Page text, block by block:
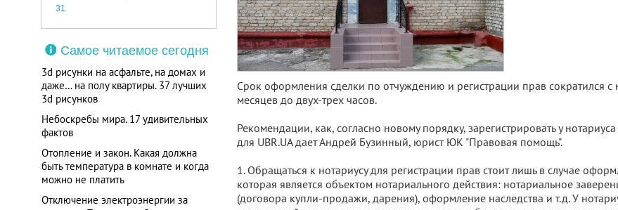
31
Самое читаемое сегодня
3d рисунки на асфальте, на домах и
даже… на полу квартиры. 37 лучших
3d рисунков
Небоскребы мира. 17 удивительных
фактов
Отопление и закон. Какая должна
быть температура в комнате и когда
можно не платить
Отключение электроэнергии за
Срок оформления сделки по отчуждению и регистрации прав сократился с
месяцев до двух-трех часов.
Рекомендации, как, согласно новому порядку, зарегистрировать у
для UBR.UA дает Андрей Бузинный, юрист ЮК "Правовая помощь".
1. Обращаться к нотариусу для регистрации прав стоит лишь в случае
которая является объектом нотариального действия: нотариальное
(договора купли-продажи, дарения), оформление наследства и т.д. У